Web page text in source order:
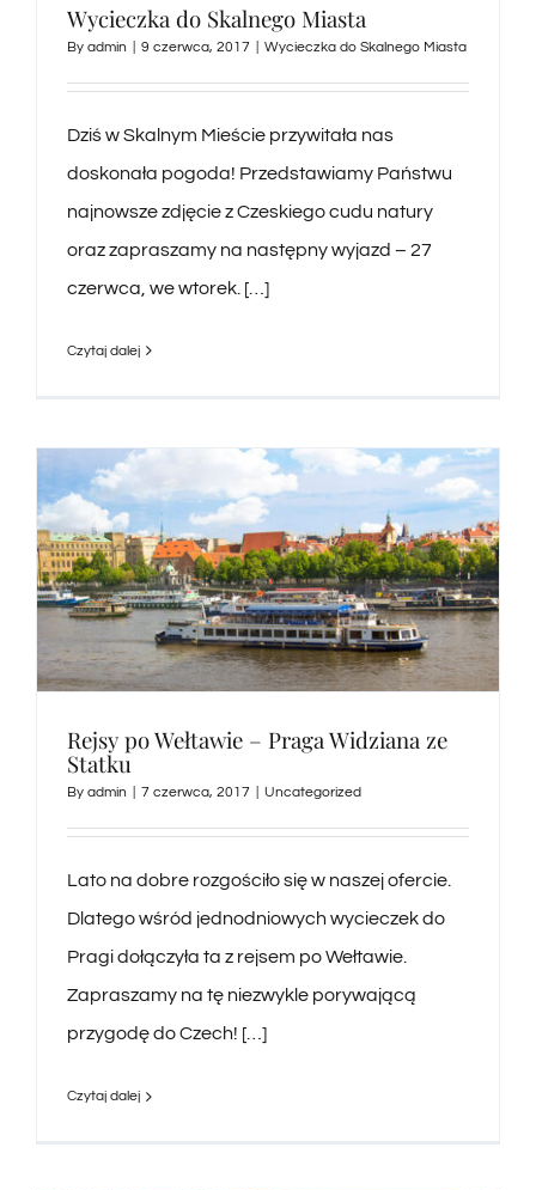
WYCIECZKI
TERMINY I CENNIK
KONTAKT
Wycieczka do Skalnego Miasta
By admin 9 czerwca, 2017 Wycieczka do Skalnego Miasta
Dziś w Skalnym Mieście przywitała nas
doskonała pogoda! Przedstawiamy Państwu
najnowsze zdjęcie z Czeskiego cudu natury
oraz zapraszamy na następny wyjazd – 27
czerwca, we wtorek. […]
Czytaj dalej
Rejsy po Wełtawie – Praga Widziana ze
Statku
By admin 7 czerwca, 2017 Uncategorized
Lato na dobre rozgościło się w naszej ofercie.
Dlatego wśród jednodniowych wycieczek do
Pragi dołączyła ta z rejsem po Wełtawie.
Zapraszamy na tę niezwykle porywającą
przygodę do Czech! […]
Czytaj dalej